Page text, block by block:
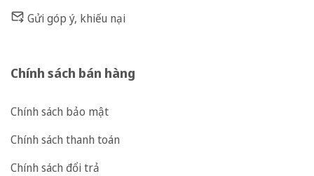
Gửi góp ý, khiếu nại
Chính sách bán hàng
Chính sách bảo mật
Chính sách thanh toán
Chính sách đổi trả